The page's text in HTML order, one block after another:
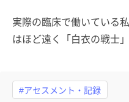
実際の臨床で働いている
はほど遠く「白衣の戦士
#アセスメント・記録